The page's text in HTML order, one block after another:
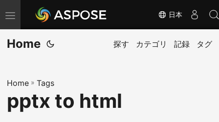
ナ
ビ
ゲ
ョ
ン
の
日本
Home 探す カテゴリ 記録 タグ
Home » Tags
pptx to html